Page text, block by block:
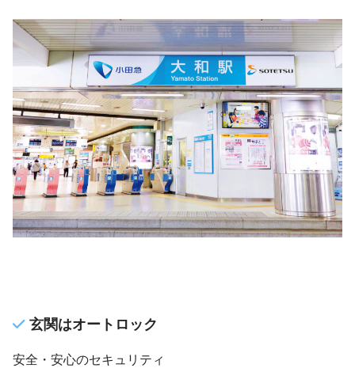
玄関はオートロック
安全・安心のセキュリティ